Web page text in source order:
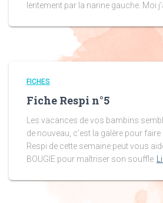
lentement par la narine gauche. Moi
FICHES
Fiche Respi n°5
Les vacances de vos bambins
de nouveau, c’est la galère pour
Respi de cette semaine peut vous
BOUGIE pour maîtriser son souffle